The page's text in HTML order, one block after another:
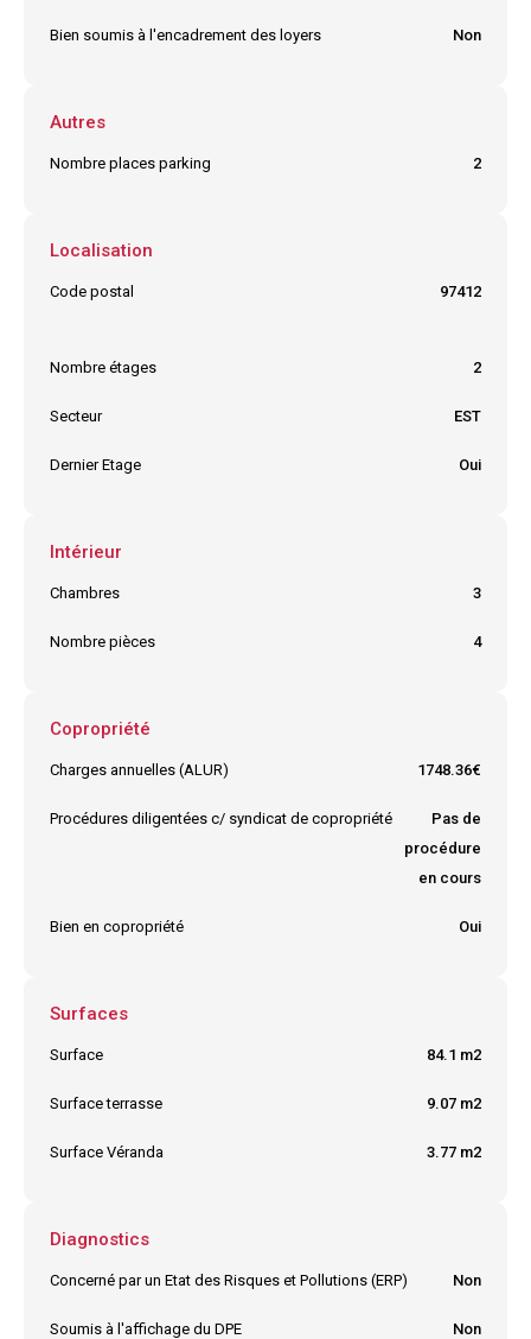
Bien soumis à l'encadrement des loyers Non
Autres
Nombre places parking 2
Localisation
Code postal 97412
Nombre étages
2
Secteur EST
Dernier Etage Oui
Intérieur
Chambres 3
Nombre pièces 4
Copropriété
Charges annuelles (ALUR) 1748.36€
Procédures diligentées c/ syndicat de copropriété
Pas de
procédure
en cours
Bien en copropriété Oui
Surfaces
Surface 84.1 m2
Surface terrasse 9.07 m2
Surface Véranda 3.77 m2
Diagnostics
Concerné par un Etat des Risques et Pollutions (ERP) Non
Soumis à l'affichage du DPE Non